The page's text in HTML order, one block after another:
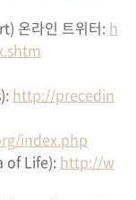
온라인 트위터: h
http://precedin
index.php
of Life): http://w